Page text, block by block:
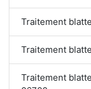
Traitement
Traitement
Traitement